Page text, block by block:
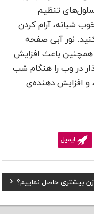
تنظیم
شبانه، آرام کردن
نور آبی صفحه
همچنین باعث افزایش
در وب را هنگام شب
افزایش دهنده‌ی
ایمیل
بیشتری حاصل نماییم؟